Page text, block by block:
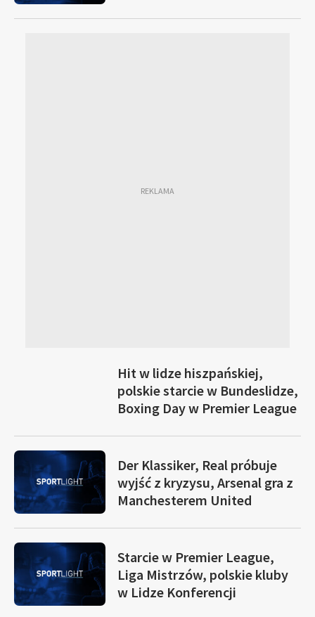
Hit w lidze hiszpańskiej,
polskie starcie w Bundeslidze,
Boxing Day w Premier League
Der Klassiker, Real próbuje
wyjść z kryzysu, Arsenal gra z
Manchesterem United
Starcie w Premier League,
Liga Mistrzów, polskie kluby
w Lidze Konferencji